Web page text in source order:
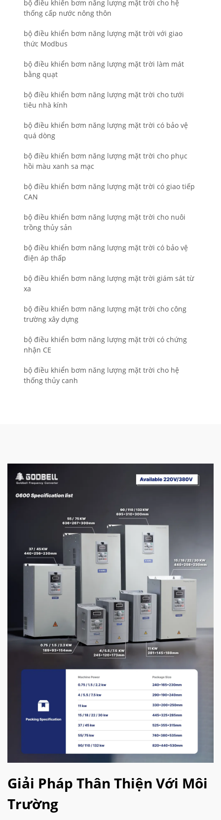
bộ điều khiển bơm năng lượng mặt trời cho hệ
thống cấp nước nông thôn
bộ điều khiển bơm năng lượng mặt trời với giao
thức Modbus
bộ điều khiển bơm năng lượng mặt trời làm mát
bằng quạt
bộ điều khiển bơm năng lượng mặt trời cho tưới
tiêu nhà kính
bộ điều khiển bơm năng lượng mặt trời có bảo vệ
quá dòng
bộ điều khiển bơm năng lượng mặt trời cho phục
hồi màu xanh sa mạc
bộ điều khiển bơm năng lượng mặt trời có giao tiếp
CAN
bộ điều khiển bơm năng lượng mặt trời cho nuôi
trồng thủy sản
bộ điều khiển bơm năng lượng mặt trời có bảo vệ
điện áp thấp
bộ điều khiển bơm năng lượng mặt trời giám sát từ
xa
bộ điều khiển bơm năng lượng mặt trời cho công
trường xây dựng
bộ điều khiển bơm năng lượng mặt trời có chứng
nhận CE
bộ điều khiển bơm năng lượng mặt trời cho hệ
thống thủy canh
Giải Pháp Thân Thiện Với Môi
Trường